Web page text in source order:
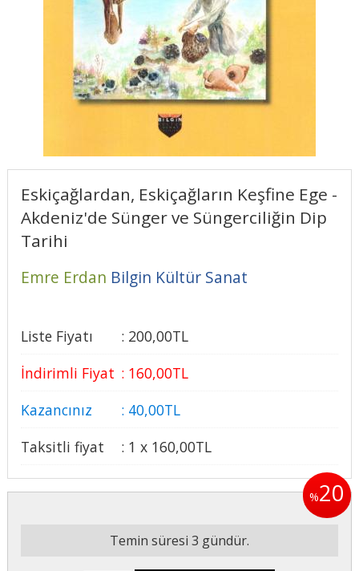
Eskiçağlardan, Eskiçağların Keşfine Ege -
Akdeniz'de Sünger ve Süngerciliğin Dip
Tarihi
Emre Erdan Bilgin Kültür Sanat
Liste Fiyatı : 200,00TL
İndirimli Fiyat : 160,00TL
Kazancınız
: 40,00TL
Taksitli fiyat
: 1 x 160,00TL
%20
Temin süresi 3 gündür.